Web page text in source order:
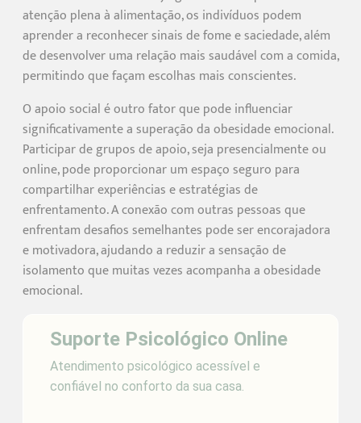
atenção plena à alimentação, os indivíduos podem
aprender a reconhecer sinais de fome e saciedade, além
de desenvolver uma relação mais saudável com a comida,
permitindo que façam escolhas mais conscientes.
O apoio social é outro fator que pode influenciar
significativamente a superação da obesidade emocional.
Participar de grupos de apoio, seja presencialmente ou
online, pode proporcionar um espaço seguro para
compartilhar experiências e estratégias de
enfrentamento. A conexão com outras pessoas que
enfrentam desafios semelhantes pode ser encorajadora
e motivadora, ajudando a reduzir a sensação de
isolamento que muitas vezes acompanha a obesidade
emocional.
Suporte Psicológico Online
Atendimento psicológico acessível e
confiável no conforto da sua casa.